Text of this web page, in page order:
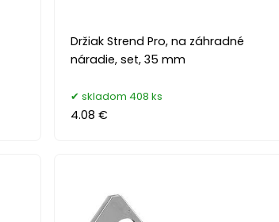
Držiak Strend Pro, na záhradné
náradie, set, 35 mm
skladom 408 ks
4.08 €